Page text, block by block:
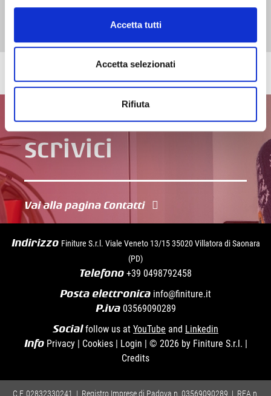
Accetta tutti
Accetta selezionati
Rifiuta
Vai alla pagina Contatti
Indirizzo Finiture S.r.l. Viale Veneto 13/15 35020 Villatora di Saonara
(PD)
Telefono+39 0498792458
Posta elettronica info@finiture.it
P.iva03569090289
Socialfollow us atYouTube and Linkedin
Info Privacy | Cookies | Login | © 2026 by Finiture S.r.l. |
Credits
C.F. 02832330241 | Registro Imprese di Padova n. 03569090289 | REA n.